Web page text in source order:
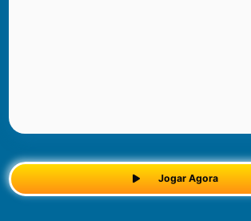
Jogar Agora